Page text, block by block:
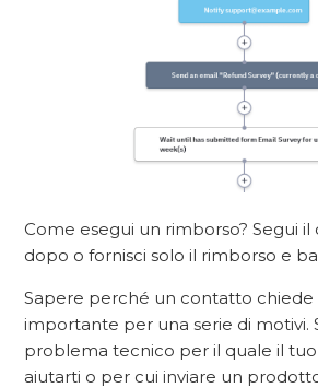
Come esegui un rimborso? Segui
dopo o fornisci solo il rimborso e
Sapere perché un contatto chiede
importante per una serie di motivi.
problema tecnico per il quale il
aiutarti o per cui inviare un